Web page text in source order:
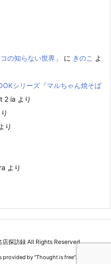
の知らない世界」
に きのこ よ
シリーズ『マルちゃん焼そば
2 ia より
り
より
店探訪録 All Rights Reserved.
provided by "Thought is free".